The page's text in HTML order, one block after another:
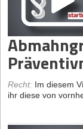
Recht: Im diesem
ihr diese von